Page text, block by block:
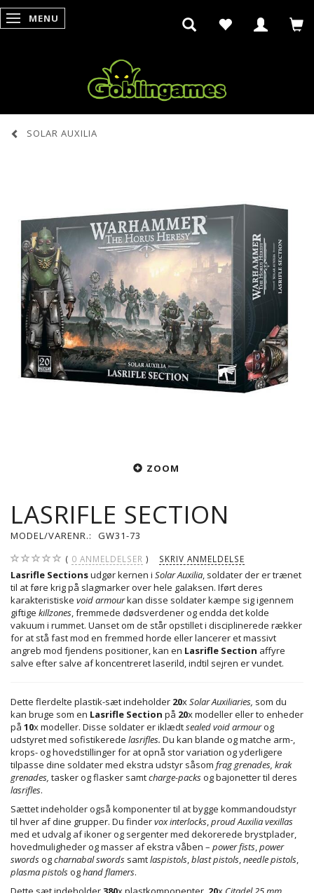
SKIFTE NAVIGATION
MENU
SOLAR AUXILIA
ZOOM
LASRIFLE SECTION
MODEL/VARENR.: GW31-73
0 ANMELDELSER SKRIV ANMELDELSE
Lasrifle Sectionsudgør kernen i Solar Auxilia, soldater der er trænet
til at føre krig på slagmarker over hele galaksen. Iført deres
karakteristiske void armourkan disse soldater kæmpe sig igennem
giftige killzones, fremmede dødsverdener og endda det kolde
vakuum i rummet. Uanset om de står opstillet i disciplinerede rækker
for at stå fast mod en fremmed horde eller lancerer et massivt
angreb mod fjendens positioner, kan en Lasrifle Section affyre
salve efter salve af koncentreret laserild, indtil sejren er vundet.
Dette flerdelte plastik-sæt indeholder 20xSolar Auxiliaries, som du
kan bruge som en Lasrifle Section på 20x modeller eller to enheder
på 10x modeller. Disse soldater er iklædtsealed void armourog
udstyret med sofistikerede lasrifles. Du kan blande og matche arm-,
krops- og hovedstillinger for at opnå stor variation og yderligere
tilpasse dine soldater med ekstra udstyr såsom frag grenades, krak
grenades, tasker og flasker samtcharge-packsog bajonetter til deres
lasrifles.
Sættet indeholder også komponenter til at bygge kommandoudstyr
til hver af dine grupper. Du findervox interlocks,proud Auxilia vexillas
med et udvalg af ikoner og sergenter med dekorerede brystplader,
hovedmuligheder og masser af ekstra våben – power fists,power
swordsogcharnabal swords samtlaspistols,blast pistols,needle pistols,
plasma pistolsoghand flamers.